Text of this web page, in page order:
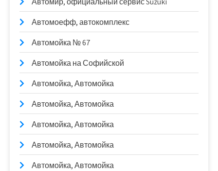
Автомоефф, автокомплекс
Автомойка № 67
Автомойка на Софийской
Автомойка, Автомойка
Автомойка, Автомойка
Автомойка, Автомойка
Автомойка, Автомойка
Автомойка, Автомойка